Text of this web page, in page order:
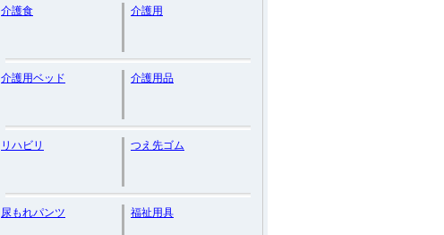
介護食 介護用
介護用ベッド 介護用品
リハビリ つえ先ゴム
尿もれパンツ 福祉用具